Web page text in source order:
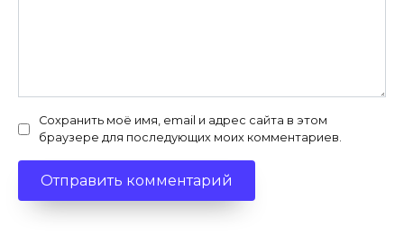
Сохранить моё имя, email и адрес сайта в этом
браузере для последующих моих комментариев.